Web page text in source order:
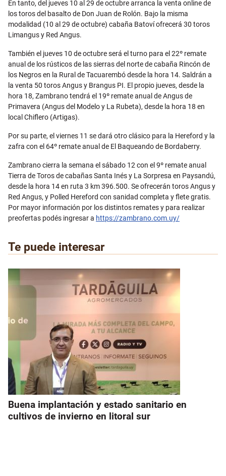
En tanto, del jueves 10 al 29 de octubre arranca la venta online de
los toros del basalto de Don Juan de Rolón. Bajo la misma
modalidad (10 al 29 de octubre) cabaña Batoví ofrecerá 30 toros
Limangus y Red Angus.
También el jueves 10 de octubre será el turno para el 22º remate
anual de los rústicos de las sierras del norte de cabaña Rincón de
los Negros en la Rural de Tacuarembó desde la hora 14. Saldrán a
la venta 50 toros Angus y Brangus PI. El propio jueves, desde la
hora 18, Zambrano tendrá el 19º remate anual de Angus de
Primavera (Angus del Modelo y La Rubeta), desde la hora 18 en
local Chiflero (Artigas).
Por su parte, el viernes 11 se dará otro clásico para la Hereford y la
zafra con el 64º remate anual de El Baqueando de Bordaberry.
Zambrano cierra la semana el sábado 12 con el 9º remate anual
Tierra de Toros de cabañas Santa Inés y La Sorpresa en Paysandú,
desde la hora 14 en ruta 3 km 396.500. Se ofrecerán toros Angus y
Red Angus, y Polled Hereford con sanidad completa y flete gratis.
Por mayor información por los distintos remates y para realizar
preofertas podés ingresar a https://zambrano.com.uy/
Te puede interesar
Buena implantación y estado sanitario en
cultivos de invierno en litoral sur